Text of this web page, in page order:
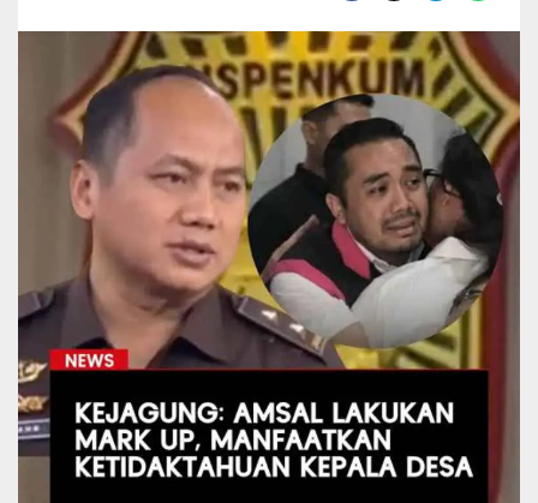
d
i
t
0
R
p
i
a
h
d
K
a
s
u
s
A